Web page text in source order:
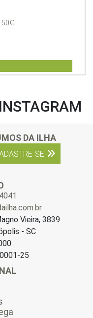
50G
DA ILHA
SE
Vieira, 3839
- SC
25